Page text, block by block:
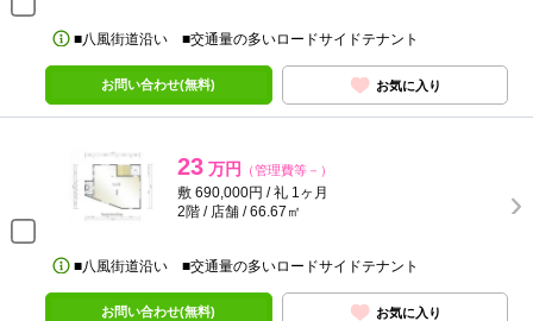
■八風街道沿い ■交通量の多いロードサイドテナント
お問い合わせ(無料) お気に入り
23 万円 （管理費等－）
敷 690,000円 / 礼 1ヶ月
2階 / 店舗 / 66.67㎡
■八風街道沿い ■交通量の多いロードサイドテナント
お問い合わせ(無料) お気に入り